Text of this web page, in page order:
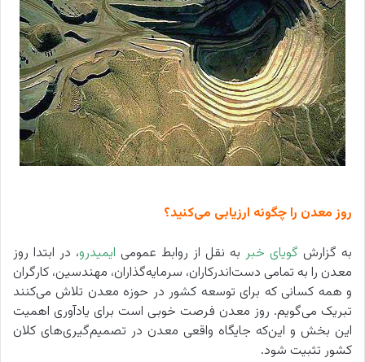
روز معدن را چگونه ارزیابی می‌کنید؟
به گزارش گویای خبر به نقل از روابط عمومی ایمیدرو، در ابتدا روز
معدن را به تمامی دست‌اندرکاران، سرمایه‌گذاران، مهندسین، کارگران
و همه کسانی که برای توسعه کشور در حوزه معدن تلاش می‌کنند
تبریک می‌گویم. روز معدن فرصت خوبی است برای یادآوری اهمیت
این بخش و این‌که جایگاه واقعی معدن در تصمیم‌گیری‌های کلان
کشور تثبیت شود.